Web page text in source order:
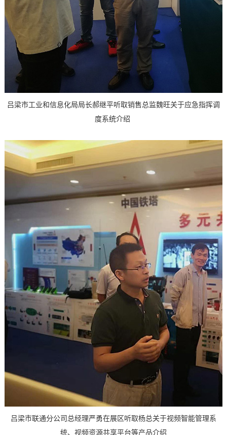
吕梁市工业和信息化局局长郝继平听取销售总监魏旺关于应急指挥调
度系统介绍
吕梁市联通分公司总经理严勇在展区听取杨总关于视频智能管理系
统、视频资源共享平台等产品介绍